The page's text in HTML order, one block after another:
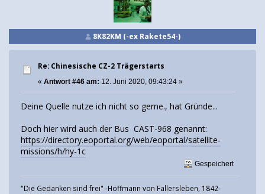
8K82KM (-ex Rakete54-)
Re: Chinesische CZ-2 Trägerstarts
« Antwort #46 am: 12. Juni 2020, 09:43:24 »
Deine Quelle nutze ich nicht so gerne., hat Gründe...
Doch hier wird auch der Bus CAST-968 genannt:
https://directory.eoportal.org/web/eoportal/satellite-
missions/h/hy-1c
Gespeichert
"Die Gedanken sind frei" -Hoffmann von Fallersleben, 1842-